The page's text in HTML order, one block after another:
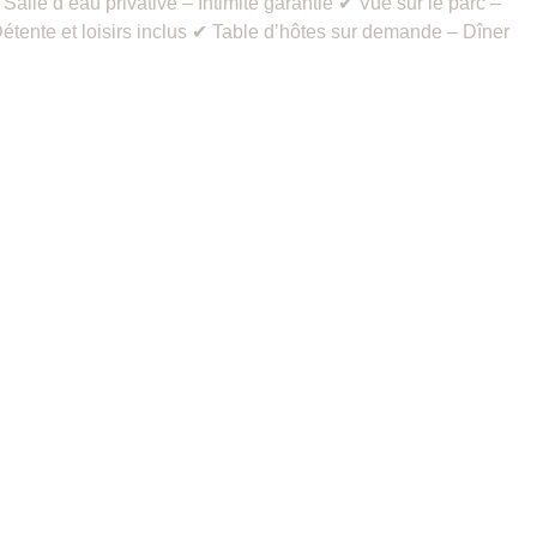
et loisirs inclus ✔ Table d’hôtes sur demande – Dîner